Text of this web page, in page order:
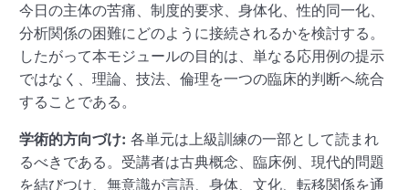
今日の主体の苦痛、制度的要求、身体化、性的同一化、
分析関係の困難にどのように接続されるかを検討する。
したがって本モジュールの目的は、単なる応用例の提示
ではなく、理論、技法、倫理を一つの臨床的判断へ統合
することである。
学術的方向づけ: 各単元は上級訓練の一部として読まれ
るべきである。受講者は古典概念、臨床例、現代的問題
を結びつけ、無意識が言語、身体、文化、転移関係を通